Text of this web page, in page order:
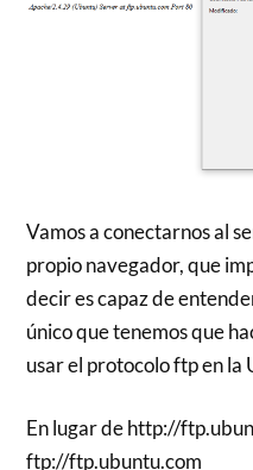
Vamos a conectarnos al
propio navegador, que
decir es capaz de
único que tenemos que
usar el protocolo ftp en la
En lugar de http://
ftp://ftp.ubuntu.com